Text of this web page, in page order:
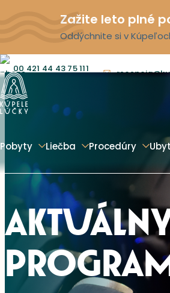
Zažite leto plné
Oddýchnite si v
00 421 44 43 75 111
Pobyty Liečba Procedúry